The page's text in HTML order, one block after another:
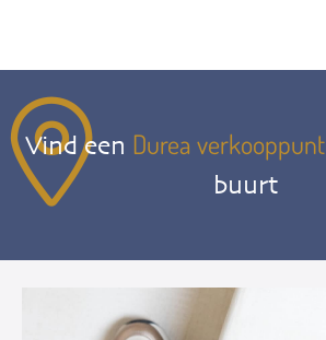
Vind een Durea verkooppunt
buurt